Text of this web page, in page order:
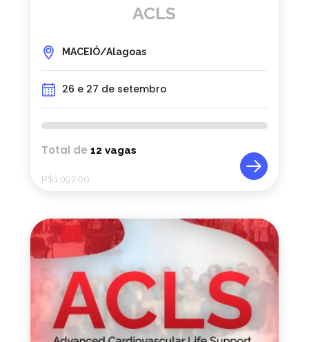
ACLS
MACEIÓ/Alagoas
26 e 27 de setembro
Total de 12 vagas
R$1.997,00